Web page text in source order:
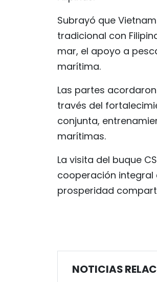
Subrayó que
tradicional con
mar, el apoyo a
marítima.
Las partes
través del
conjunta,
marítimas.
La visita del buque
cooperación integral
prosperidad
NOTICIAS